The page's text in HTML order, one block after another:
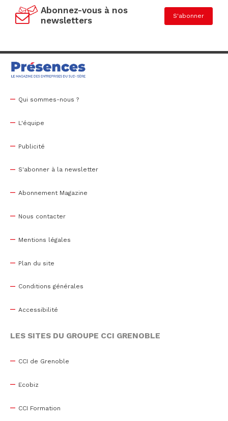
Abonnez-vous à nos
newsletters
S'abonner
Qui sommes-nous ?
L'équipe
Publicité
S'abonner à la newsletter
Abonnement Magazine
Nous contacter
Mentions légales
Plan du site
Conditions générales
Accessibilité
LES SITES DU GROUPE CCI GRENOBLE
CCI de Grenoble
Ecobiz
CCI Formation